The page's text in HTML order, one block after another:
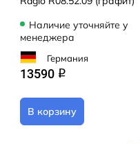
Наличие уточняйте у
менеджера
Германия
13590 q
В корзину